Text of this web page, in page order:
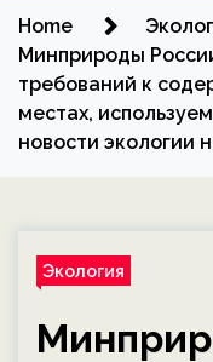
Home
Минприроды
требований к
местах,
новости экологии
Экология